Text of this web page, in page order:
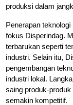
produksi dalam
Penerapan
fokus Disperindag.
terbarukan seperti
industri. Selain itu,
pengembangan
industri lokal.
saing produk-
semakin kompetitif.